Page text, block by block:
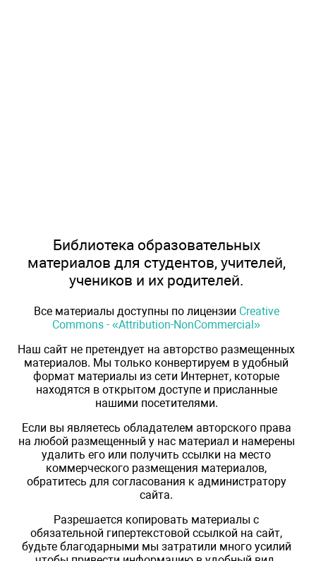
Библиотека образовательных
материалов для студентов, учителей,
учеников и их родителей.
Все материалы доступны по лицензии Creative
Commons - «Attribution-NonCommercial»
Наш сайт не претендует на авторство размещенных
материалов. Мы только конвертируем в удобный
формат материалы из сети Интернет, которые
находятся в открытом доступе и присланные
нашими посетителями.
Если вы являетесь обладателем авторского права
на любой размещенный у нас материал и намерены
удалить его или получить ссылки на место
коммерческого размещения материалов,
обратитесь для согласования к администратору
сайта.
Разрешается копировать материалы с
обязательной гипертекстовой ссылкой на сайт,
будьте благодарными мы затратили много усилий